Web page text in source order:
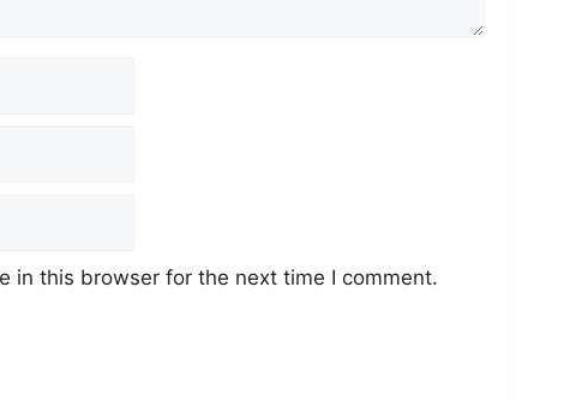
in this browser for the next time I comment.